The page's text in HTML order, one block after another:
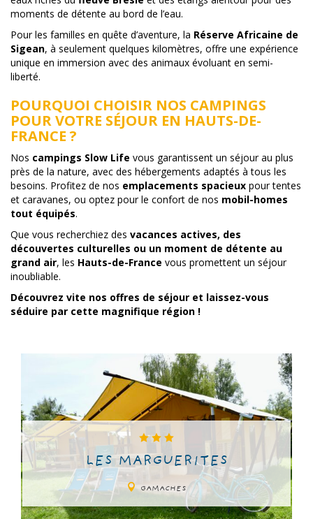
moments de détente au bord de l’eau.
Pour les familles en quête d’aventure, la Réserve Africaine de
Sigean, à seulement quelques kilomètres, offre une expérience
unique en immersion avec des animaux évoluant en semi-
liberté.
POURQUOI CHOISIR NOS CAMPINGS
POUR VOTRE SÉJOUR EN HAUTS-DE-
FRANCE ?
Nos campings Slow Life vous garantissent un séjour au plus
près de la nature, avec des hébergements adaptés à tous les
besoins. Profitez de nos emplacements spacieux pour tentes
et caravanes, ou optez pour le confort de nos mobil-homes
tout équipés.
Que vous recherchiez des vacances actives, des
découvertes culturelles ou un moment de détente au
grand air, les Hauts-de-France vous promettent un séjour
inoubliable.
Découvrez vite nos offres de séjour et laissez-vous
séduire par cette magnifique région !
LES MARGUERITES
GAMACHES